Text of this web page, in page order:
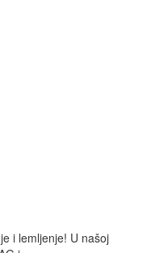
i lemljenje! U našoj